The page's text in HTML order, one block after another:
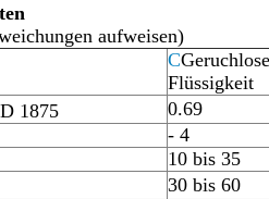
aufweisen)
C
Flüssigkeit
1875
0.69
- 4
10 bis 35
30 bis 60